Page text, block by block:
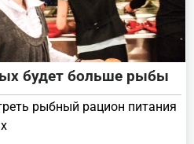
будет больше рыбы
рыбный рацион питания